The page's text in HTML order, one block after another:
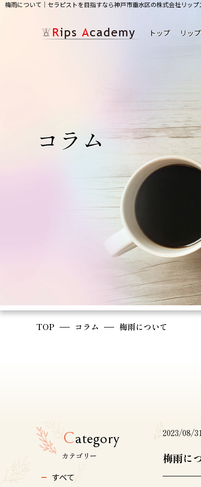
梅雨について｜セラピストを目指すなら神戸市垂水区の株式会社リップ
トップ リッ
コラム
TOP コラム 梅雨について
2023/08/31
梅雨に
Category
カテゴリー
すべて